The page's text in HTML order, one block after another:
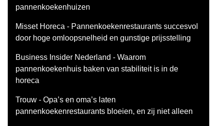
pannenkoekenhuizen
Misset Horeca - Pannenkoekenrestaurants succesvol
door hoge omloopsnelheid en gunstige prijsstelling
Business Insider Nederland - Waarom
pannenkoekenhuis baken van stabiliteit is in de
horeca
Trouw - Opa’s en oma’s laten
pannenkoekenrestaurants bloeien, en zij niet alleen